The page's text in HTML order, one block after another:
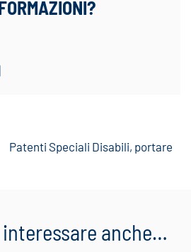
Patenti Speciali Disabili, portare
anche…